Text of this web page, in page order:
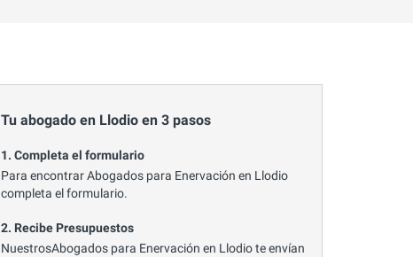
Tu abogado en Llodio en 3 pasos
1. Completa el formulario
Para encontrar Abogados para Enervación en Llodio
completa el formulario.
2. Recibe Presupuestos
NuestrosAbogados para Enervación en Llodio te envían